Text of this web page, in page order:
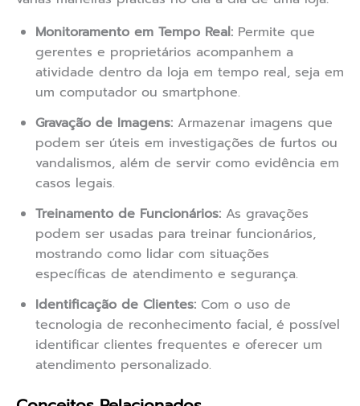
Monitoramento em Tempo Real: Permite que
gerentes e proprietários acompanhem a
atividade dentro da loja em tempo real, seja em
um computador ou smartphone.
Gravação de Imagens: Armazenar imagens que
podem ser úteis em investigações de furtos ou
vandalismos, além de servir como evidência em
casos legais.
Treinamento de Funcionários: As gravações
podem ser usadas para treinar funcionários,
mostrando como lidar com situações
específicas de atendimento e segurança.
Identificação de Clientes: Com o uso de
tecnologia de reconhecimento facial, é possível
identificar clientes frequentes e oferecer um
atendimento personalizado.